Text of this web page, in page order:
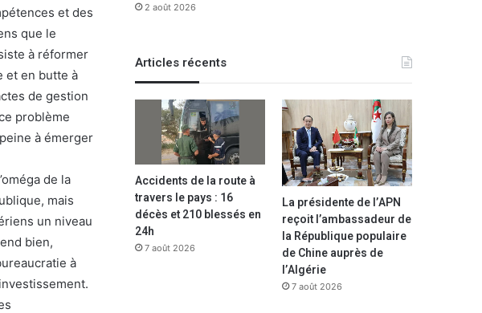
et des
que le
à réformer
et en butte à
de gestion
problème
à émerger
de la
mais
un niveau
bien,
à
2 août 2026
Articles récents
Accidents de la route à
travers le pays : 16
décès et 210 blessés en
24h
7 août 2026
La présidente de l’APN
reçoit l’ambassadeur de
la République populaire
de Chine auprès de
l’Algérie
7 août 2026